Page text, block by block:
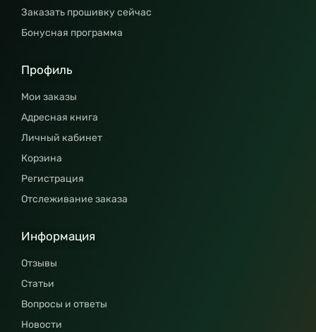
Заказать прошивку сейчас
Бонусная программа
Профиль
Мои заказы
Адресная книга
Личный кабинет
Корзина
Регистрация
Отслеживание заказа
Информация
Отзывы
Статьи
Вопросы и ответы
Новости